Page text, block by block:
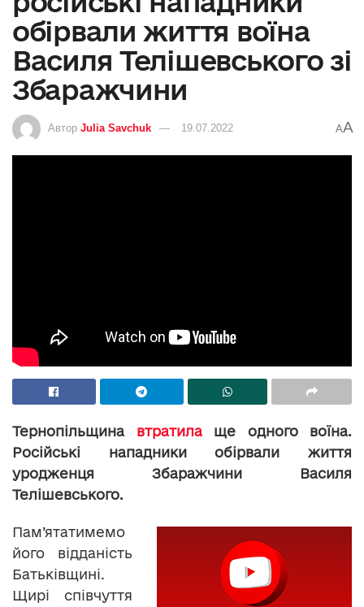
обірвали життя воїна
Василя Телішевського зі
Збаражчини
Автор Julia Savchuk 19.07.2022 AA
Тернопільщина втратилаще одного воїна.
Російські нападники обірвали життя
уродженця Збаражчини Василя
Телішевського.
Пам’ятатимемо
його відданість
Батьківщині.
Щирі співчуття